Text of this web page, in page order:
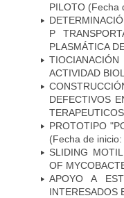
PILOTO (Fecha
P
PLASMÁTICA
ACTIVIDAD
DEFECTIVOS
PROTOTIPO
(Fecha de
SLIDING
OF
APOYO A
INTERESADOS